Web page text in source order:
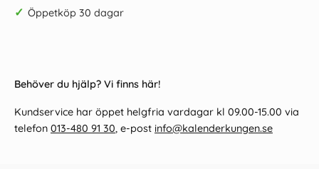
✓ Öppetköp 30 dagar
Behöver du hjälp? Vi finns här!
Kundservice har öppet helgfria vardagar kl 09.00-15.00 via
telefon 013-480 91 30, e-post info@kalenderkungen.se